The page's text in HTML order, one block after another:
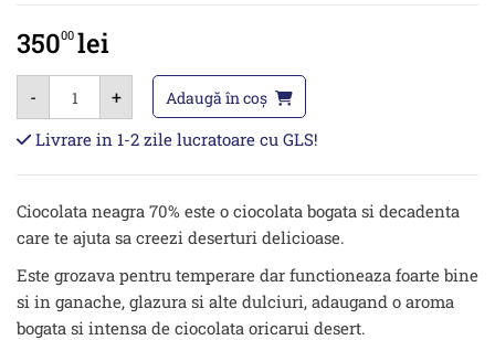
35000 lei
-
Cantitate
Ciocolata
Neagra
70%
pentru
5
kg
+ Adaugă în coș
Livrare in 1-2 zile lucratoare cu GLS!
Ciocolata neagra 70% este o ciocolata bogata si decadenta
care te ajuta sa creezi deserturi delicioase.
Este grozava pentru temperare dar functioneaza foarte bine
si in ganache, glazura si alte dulciuri, adaugand o aroma
bogata si intensa de ciocolata oricarui desert.